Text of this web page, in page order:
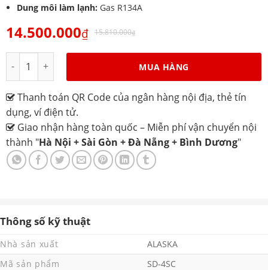
Dung môi làm lạnh: Gas R134A
14.500.000₫ 15.810.000₫
MUA HÀNG
Thanh toán QR Code của ngân hàng nội địa, thẻ tín
dụng, ví điện tử.
Giao nhận hàng toàn quốc – Miễn phí vận chuyển nội
thành "Hà Nội + Sài Gòn + Đà Nẵng + Bình Dương"
Thông số kỹ thuật
Nhà sản xuất
ALASKA
Mã sản phẩm
SD-4SC